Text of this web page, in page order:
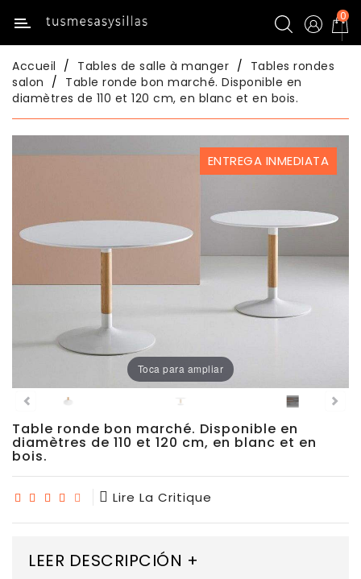
Catégorie
Inicio
Tables
De
Cuisine
Cuisine
De
Manger
De
Salle
À
Manger
Porcelaine
Stock
0
Accueil Tables de salle à manger
Tables rondes
salon
Table ronde bon marché. Disponible en
diamètres de 110 et 120 cm, en blanc et en bois.
ENTREGA INMEDIATA
Toca para ampliar
Table ronde bon marché. Disponible en
diamètres de 110 et 120 cm, en blanc et en
bois.
Lire La Critique
LEER DESCRIPCIÓN +